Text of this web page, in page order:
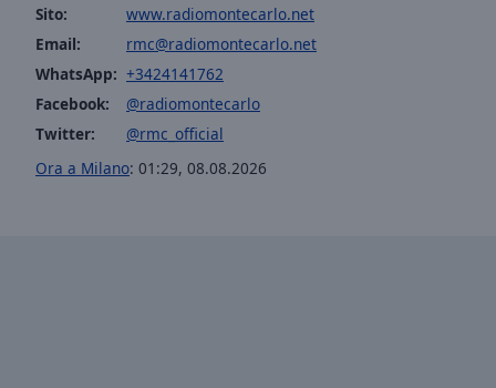
Opacity
Font
Sito:
www.radiomontecarlo.net
Email:
rmc@radiomontecarlo.net
WhatsApp: +3424141762
Facebook:
@radiomontecarlo
Twitter:
@rmc_official
Ora a Milano: 01:29, 08.08.2026